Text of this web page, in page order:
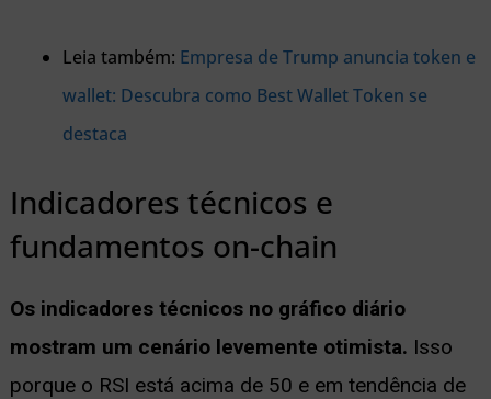
Leia também: Empresa de Trump anuncia token e
wallet: Descubra como Best Wallet Token se
destaca
Indicadores técnicos e
fundamentos on-chain
Os indicadores técnicos no gráfico diário
mostram um cenário levemente otimista. Isso
porque o RSI está acima de 50 e em tendência de